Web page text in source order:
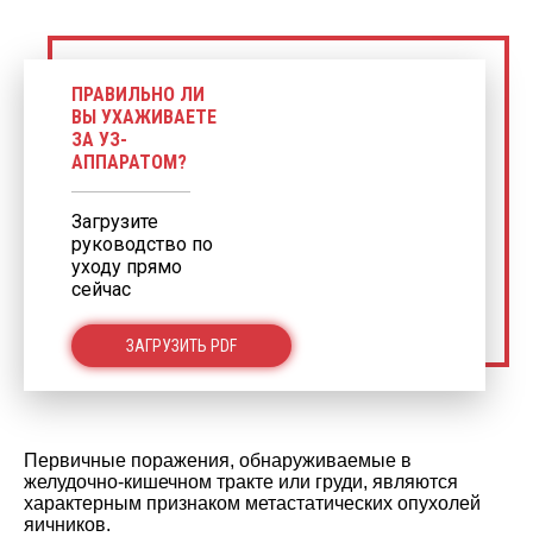
ПРАВИЛЬНО ЛИ
ВЫ УХАЖИВАЕТЕ
ЗА УЗ-
АППАРАТОМ?
Загрузите
руководство по
уходу прямо
сейчас
ЗАГРУЗИТЬ PDF
Первичные поражения, обнаруживаемые в
желудочно-кишечном тракте или груди, являются
характерным признаком метастатических опухолей
яичников.